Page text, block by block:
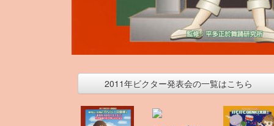
2011年ビクター発表会の一覧はこちら